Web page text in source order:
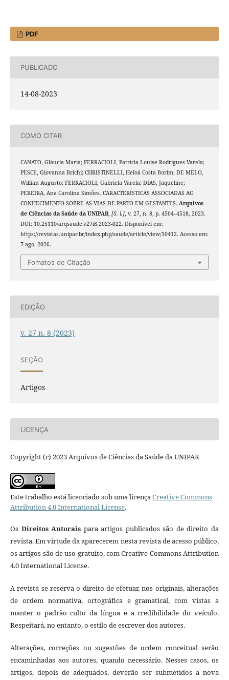
PDF
PUBLICADO
14-08-2023
COMO CITAR
CANATO, Gláucia Maria; FERRACIOLI, Patrícia Louise Rodrigues Varela;
PESCE, Giovanna Brichi; CHRISTINELLI, Heloá Costa Borim; DE MELO,
Willian Augusto; FERRACIOLI, Gabriela Varela; DIAS, Jaqueline;
PEREIRA, Ana Carolina Simões. CARACTERÍSTICAS ASSOCIADAS AO
CONHECIMENTO SOBRE AS VIAS DE PARTO EM GESTANTES. Arquivos
de Ciências da Saúde da UNIPAR, [S. l.], v. 27, n. 8, p. 4504–4518, 2023.
DOI: 10.25110/arqsaude.v27i8.2023-022. Disponível em:
https://revistas.unipar.br/index.php/saude/article/view/10412. Acesso em:
7 ago. 2026.
Fomatos de Citação
EDIÇÃO
v. 27 n. 8 (2023)
SEÇÃO
Artigos
LICENÇA
Copyright (c) 2023 Arquivos de Ciências da Saúde da UNIPAR
Este trabalho está licenciado sob uma licençaCreative Commons
Attribution 4.0 International License.
Os Direitos Autorais para artigos publicados são de direito da
revista. Em virtude da aparecerem nesta revista de acesso público,
os artigos são de uso gratuito, com Creative Commons Attribution
4.0 International License.
A revista se reserva o direito de efetuar, nos originais, alterações
de ordem normativa, ortográfica e gramatical, com vistas a
manter o padrão culto da língua e a credibilidade do veículo.
Respeitará, no entanto, o estilo de escrever dos autores.
Alterações, correções ou sugestões de ordem conceitual serão
encaminhadas aos autores, quando necessário. Nesses casos, os
artigos, depois de adequados, deverão ser submetidos a nova